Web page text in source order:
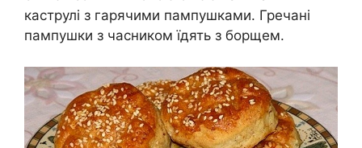
каструлі з гарячими пампушками. Гречані
пампушки з часником їдять з борщем.